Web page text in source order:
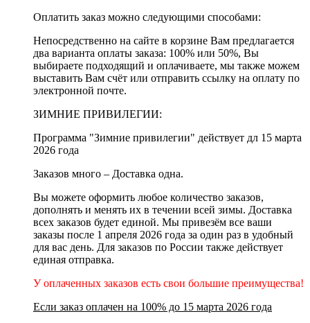
Оплатить заказ можно следующими способами:
Непосредственно на сайте в корзине Вам предлагается
два варианта оплаты заказа: 100% или 50%, Вы
выбираете подходящий и оплачиваете, мы также можем
выставить Вам счёт или отправить ссылку на оплату по
электронной почте.
ЗИМНИЕ ПРИВИЛЕГИИ:
Программа "Зимние привилегии" действует дл 15 марта
2026 года
Заказов много – Доставка одна.
Вы можете оформить любое количество заказов,
дополнять и менять их в течении всей зимы. Доставка
всех заказов будет единой. Мы привезём все ваши
заказы после 1 апреля 2026 года за один раз в удобный
для вас день. Для заказов по России также действует
единая отправка.
У оплаченных заказов есть свои большие преимущества!
Если заказ оплачен на 100% до 15 марта 2026 года